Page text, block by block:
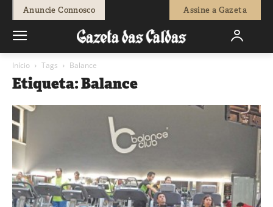
Anuncie Connosco Assine a Gazeta
Início Tags Balance
Etiqueta: Balance